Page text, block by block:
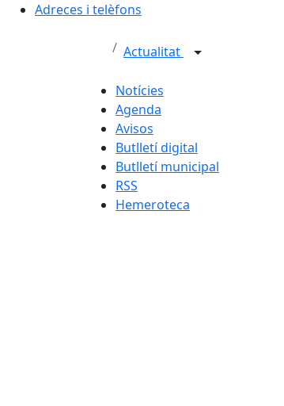
Adreces i telèfons
Actualitat
Notícies
Agenda
Avisos
Butlletí digital
Butlletí municipal
RSS
Hemeroteca